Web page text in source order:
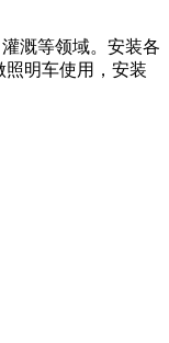
溉等领域。安装各
明车使用，安装